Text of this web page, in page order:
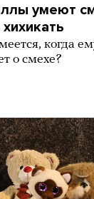
умеют
когда
о смехе?